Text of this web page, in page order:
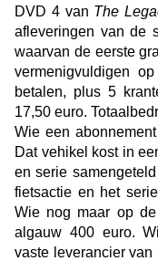
DVD 4 van The
afleveringen van de
waarvan de eerste
vermenigvuldigen
betalen, plus 5
17,50 euro.
Wie een
Dat vehikel kost in
en serie
fietsactie en het
Wie nog maar op
algauw 400 euro.
vaste leverancier